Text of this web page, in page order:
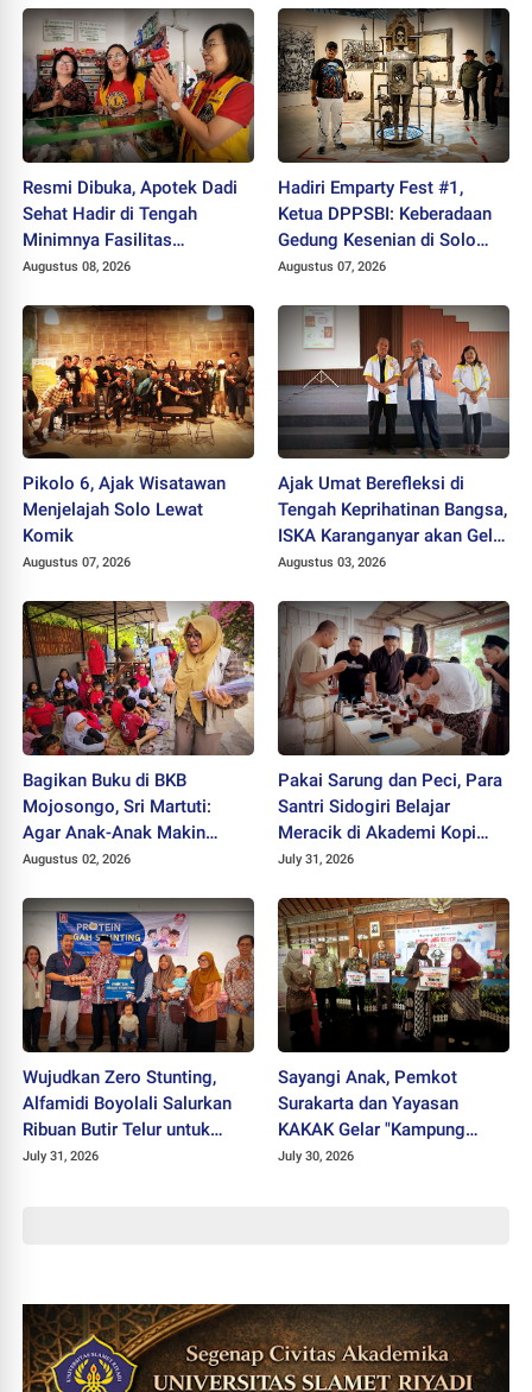
Resmi Dibuka, Apotek Dadi
Sehat Hadir di Tengah
Minimnya Fasilitas
Kesehatan Kawasan Jeruk
Augustus 08, 2026
Hadiri Emparty Fest #1,
Ketua DPPSBI: Keberadaan
Gedung Kesenian di Solo
Sangat Mendesak
Augustus 07, 2026
Pikolo 6, Ajak Wisatawan
Menjelajah Solo Lewat
Komik
Augustus 07, 2026
Ajak Umat Berefleksi di
Tengah Keprihatinan Bangsa,
ISKA Karanganyar akan Gelar
"Mlampah Ziarah"
Augustus 03, 2026
Bagikan Buku di BKB
Mojosongo, Sri Martuti:
Agar Anak-Anak Makin
Kreatif
Augustus 02, 2026
Pakai Sarung dan Peci, Para
Santri Sidogiri Belajar
Meracik di Akademi Kopi
Santri
July 31, 2026
Wujudkan Zero Stunting,
Alfamidi Boyolali Salurkan
Ribuan Butir Telur untuk
Balita Sleman
July 31, 2026
Sayangi Anak, Pemkot
Surakarta dan Yayasan
KAKAK Gelar "Kampung
Keren Tanpa Rokok Award
July 30, 2026